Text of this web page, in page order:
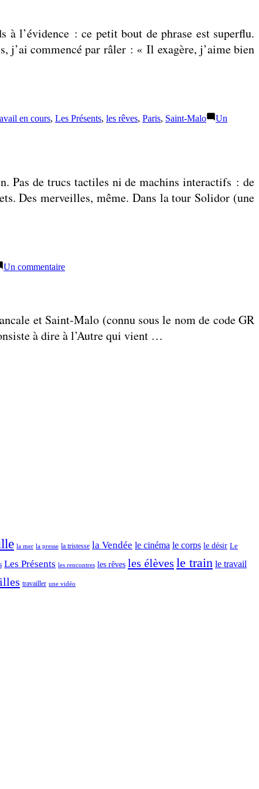
à l’évidence : ce petit bout de phrase est superflu.
j’ai commencé par râler : « Il exagère, j’aime bien
en cours, Les Présents, les rêves, Paris, Saint-Malo
Un
Pas de trucs tactiles ni de machins interactifs : de
Des merveilles, même. Dans la tour Solidor (une
Un commentairesur
et Saint-Malo (connu sous le nom de code GR
à dire à l’Autre qui vient …
la mer la presse la tristesse la Vendée le cinéma le corps le désir Le
Les Présents les rencontres les rêves les élèves le train le travail
travailler une vidéo